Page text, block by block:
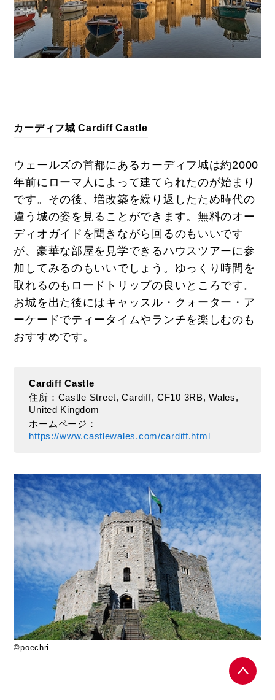
カーディフ城 Cardiff Castle
ウェールズの首都にあるカーディフ城は約2000
年前にローマ人によって建てられたのが始まり
です。その後、増改築を繰り返したため時代の
違う城の姿を見ることができます。無料のオー
ディオガイドを聞きながら回るのもいいです
が、豪華な部屋を見学できるハウスツアーに参
加してみるのもいいでしょう。ゆっくり時間を
取れるのもロードトリップの良いところです。
お城を出た後にはキャッスル・クォーター・ア
ーケードでティータイムやランチを楽しむのも
おすすめです。
Cardiff Castle
住所：Castle Street, Cardiff, CF10 3RB, Wales,
United Kingdom
ホームページ：
https://www.castlewales.com/cardiff.html
©poechri